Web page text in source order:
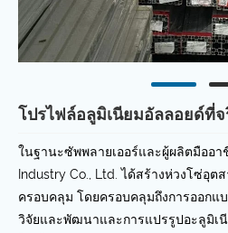
โปรไฟล์อลูมิเนียมอัลลอยด์ที่จ
ในฐานะซัพพลายเออร์และผู้ผลิตมืออ
Industry Co., Ltd. ได้สร้างห่วงโซ่อุ
ครอบคลุม โดยครอบคลุมถึงการออกแ
วิจัยและพัฒนาและการแปรรูปอะลูมิเ